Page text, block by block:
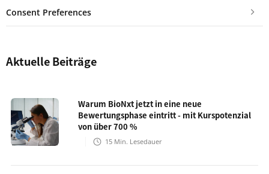
Consent Preferences
Aktuelle Beiträge
Warum BioNxt jetzt in eine neue
Bewertungsphase eintritt - mit Kurspotenzial
von über 700 %
15 Min. Lesedauer